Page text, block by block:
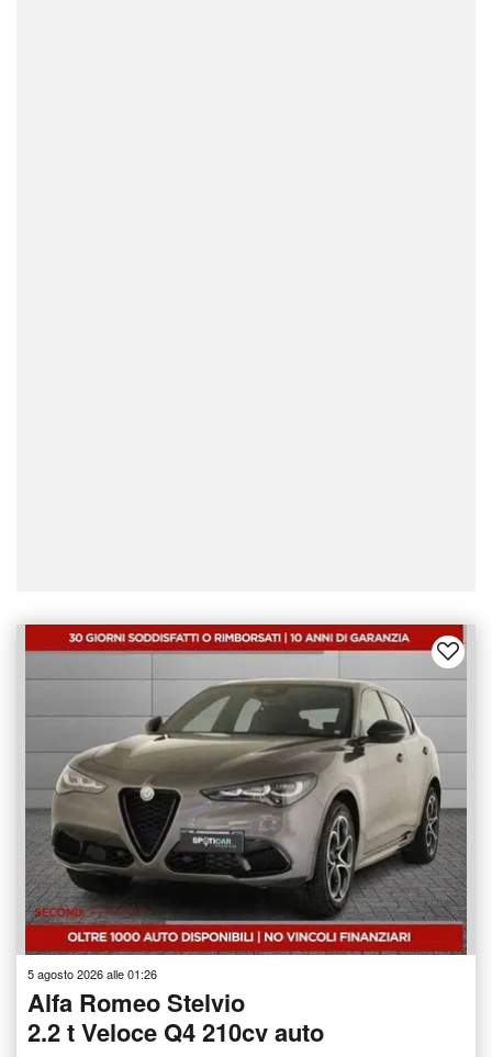
5 agosto 2026 alle 01:26
Alfa Romeo Stelvio
2.2 t Veloce Q4 210cv auto